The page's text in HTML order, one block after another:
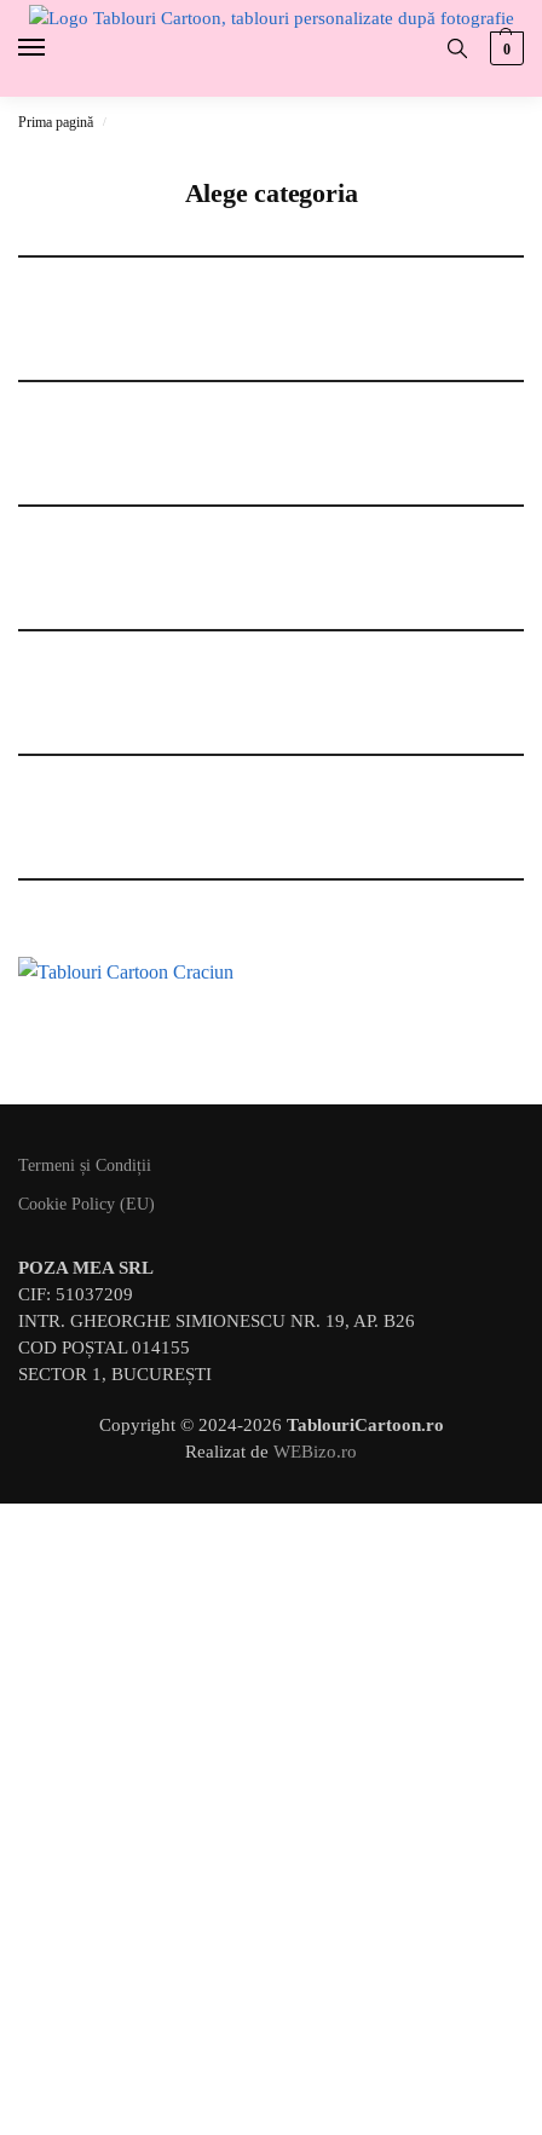
0
Prima pagină /
Alege categoria
Termeni și Condiții
Cookie Policy (EU)
POZA MEA SRL
CIF: 51037209
INTR. GHEORGHE SIMIONESCU NR. 19, AP. B26
COD POȘTAL 014155
SECTOR 1, BUCUREȘTI
Copyright © 2024-2026 TablouriCartoon.ro
Realizat de WEBizo.ro